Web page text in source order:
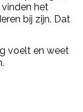
het
bij zijn. Dat
voelt en weet